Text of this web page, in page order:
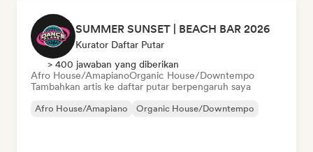
SUMMER SUNSET | BEACH BAR 2026
Kurator Daftar Putar
> 400 jawaban yang diberikan
Afro House/AmapianoOrganic House/Downtempo
Tambahkan artis ke daftar putar berpengaruh saya
Afro House/Amapiano Organic House/Downtempo